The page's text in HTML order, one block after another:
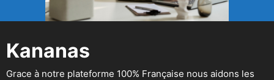
Kananas
Grace à notre plateforme 100% Française nous aidons les